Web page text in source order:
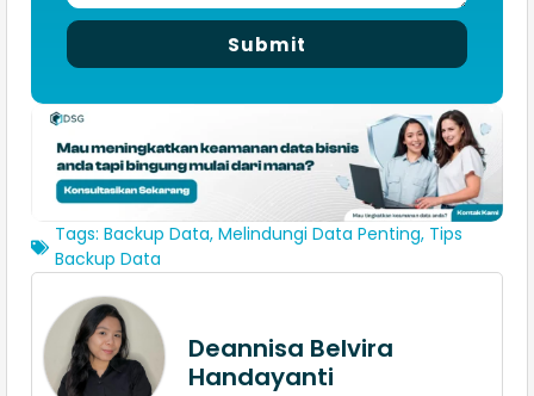
Submit
Tags: Backup Data, Melindungi Data Penting, Tips
Backup Data
Deannisa Belvira
Handayanti